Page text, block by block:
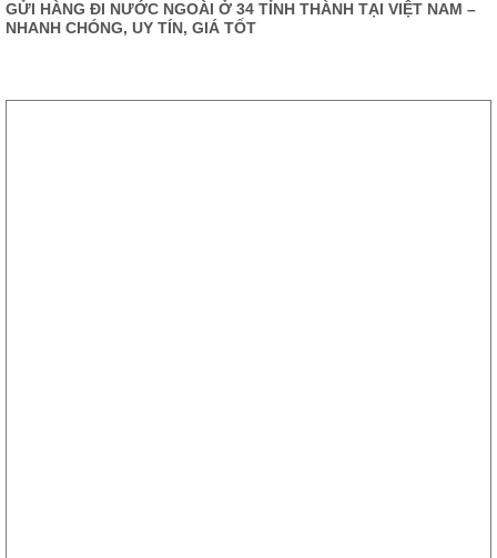
GỬI HÀNG ĐI NƯỚC NGOÀI Ở 34 TỈNH THÀNH TẠI VIỆT NAM –
NHANH CHÓNG, UY TÍN, GIÁ TỐT